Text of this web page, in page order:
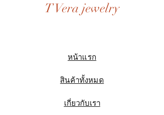
T Vera jewelry
หน้าแรก
สินค้าทั้งหมด
เกี่ยวกับเรา